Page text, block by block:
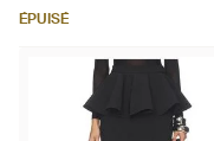
ÉPUISÉ